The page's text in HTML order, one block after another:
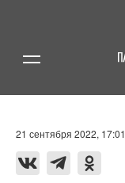
21 сентября 2022, 17:01